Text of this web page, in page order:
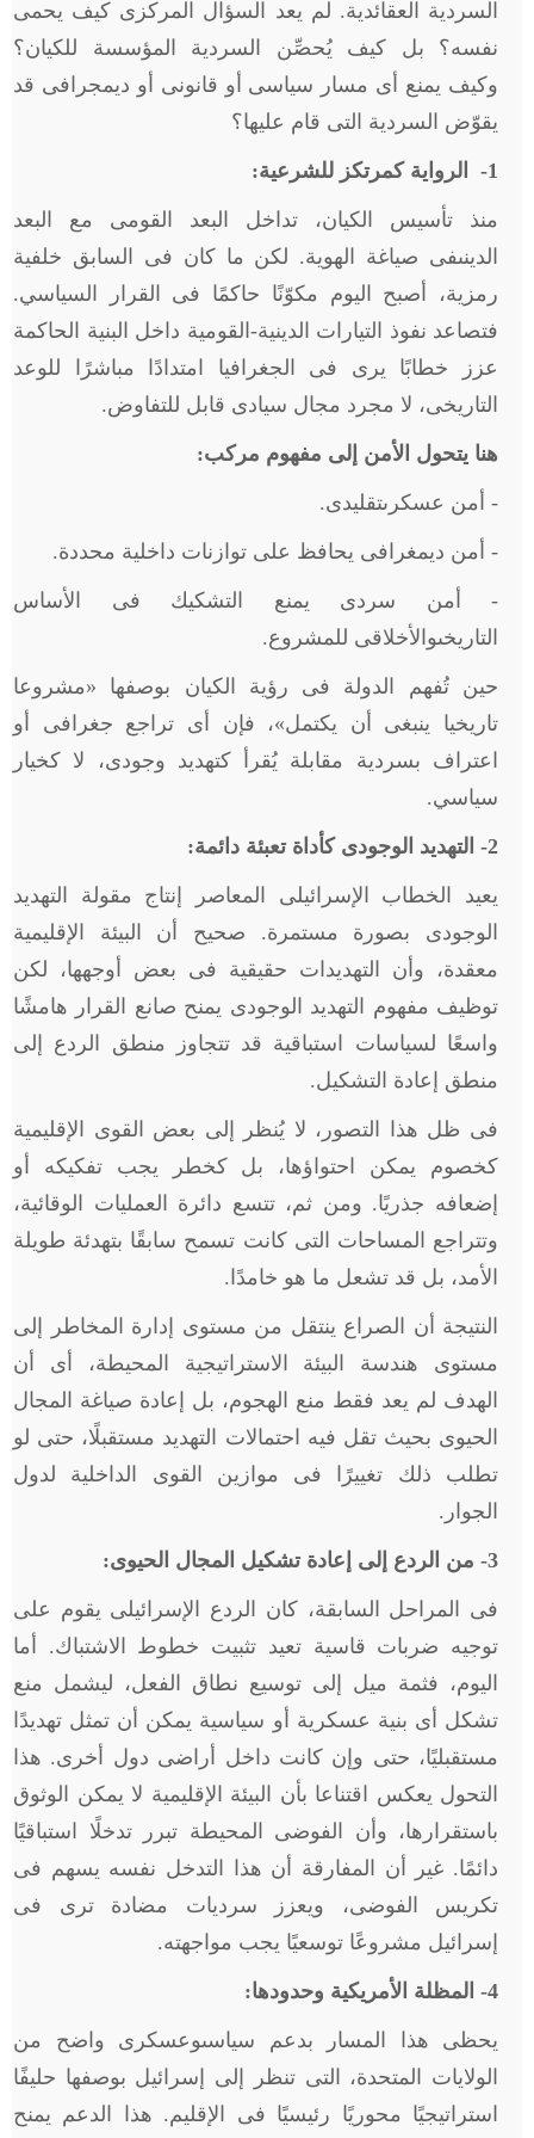
السردية العقائدية. لم يعد السؤال المركزى كيف يحمى
نفسه؟ بل كيف يُحصِّن السردية المؤسسة للكيان؟
وكيف يمنع أى مسار سياسى أو قانونى أو ديمجرافى قد
يقوّض السردية التى قام عليها؟
1- الرواية كمرتكز للشرعية:
منذ تأسيس الكيان، تداخل البعد القومى مع البعد
الدينىفى صياغة الهوية. لكن ما كان فى السابق خلفية
رمزية، أصبح اليوم مكوّنًا حاكمًا فى القرار السياسي.
فتصاعد نفوذ التيارات الدينية-القومية داخل البنية الحاكمة
عزز خطابًا يرى فى الجغرافيا امتدادًا مباشرًا للوعد
التاريخى، لا مجرد مجال سيادى قابل للتفاوض.
هنا يتحول الأمن إلى مفهوم مركب:
- أمن عسكرىتقليدى.
- أمن ديمغرافى يحافظ على توازنات داخلية محددة.
- أمن سردى يمنع التشكيك فى الأساس
التاريخىوالأخلاقى للمشروع.
حين تُفهم الدولة فى رؤية الكيان بوصفها «مشروعا
تاريخيا ينبغى أن يكتمل»، فإن أى تراجع جغرافى أو
اعتراف بسردية مقابلة يُقرأ كتهديد وجودى، لا كخيار
سياسي.
2- التهديد الوجودى كأداة تعبئة دائمة:
يعيد الخطاب الإسرائيلى المعاصر إنتاج مقولة التهديد
الوجودى بصورة مستمرة. صحيح أن البيئة الإقليمية
معقدة، وأن التهديدات حقيقية فى بعض أوجهها، لكن
توظيف مفهوم التهديد الوجودى يمنح صانع القرار هامشًا
واسعًا لسياسات استباقية قد تتجاوز منطق الردع إلى
منطق إعادة التشكيل.
فى ظل هذا التصور، لا يُنظر إلى بعض القوى الإقليمية
كخصوم يمكن احتواؤها، بل كخطر يجب تفكيكه أو
إضعافه جذريًا. ومن ثم، تتسع دائرة العمليات الوقائية،
وتتراجع المساحات التى كانت تسمح سابقًا بتهدئة طويلة
الأمد، بل قد تشعل ما هو خامدًا.
النتيجة أن الصراع ينتقل من مستوى إدارة المخاطر إلى
مستوى هندسة البيئة الاستراتيجية المحيطة، أى أن
الهدف لم يعد فقط منع الهجوم، بل إعادة صياغة المجال
الحيوى بحيث تقل فيه احتمالات التهديد مستقبلًا، حتى لو
تطلب ذلك تغييرًا فى موازين القوى الداخلية لدول
الجوار.
3- من الردع إلى إعادة تشكيل المجال الحيوى:
فى المراحل السابقة، كان الردع الإسرائيلى يقوم على
توجيه ضربات قاسية تعيد تثبيت خطوط الاشتباك. أما
اليوم، فثمة ميل إلى توسيع نطاق الفعل، ليشمل منع
تشكل أى بنية عسكرية أو سياسية يمكن أن تمثل تهديدًا
مستقبليًا، حتى وإن كانت داخل أراضى دول أخرى. هذا
التحول يعكس اقتناعا بأن البيئة الإقليمية لا يمكن الوثوق
باستقرارها، وأن الفوضى المحيطة تبرر تدخلًا استباقيًا
دائمًا. غير أن المفارقة أن هذا التدخل نفسه يسهم فى
تكريس الفوضى، ويعزز سرديات مضادة ترى فى
إسرائيل مشروعًا توسعيًا يجب مواجهته.
4- المظلة الأمريكية وحدودها:
يحظى هذا المسار بدعم سياسىوعسكرى واضح من
الولايات المتحدة، التى تنظر إلى إسرائيل بوصفها حليفًا
استراتيجيًا محوريًا رئيسيًا فى الإقليم. هذا الدعم يمنح